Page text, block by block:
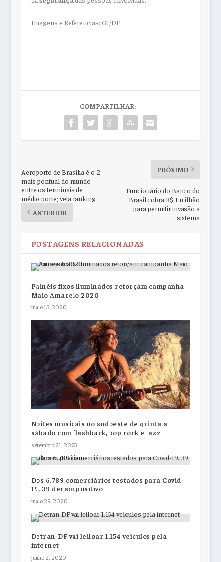
Imagens e Referencias: G1/DF
COMPARTILHAR:
Aeroporto de Brasília é o 2
mais pontual do mundo
entre os terminais de
médio porte; veja ranking
ANTERIOR
PRÓXIMO
Funcionário do Banco do
Brasil cobra R$ 1 milhão
para permitir invasão a
sistema
POSTAGENS RELACIONADAS
Painéis fixos iluminados reforçam campanha
Maio Amarelo 2020
maio 15, 2020
Noites musicais no sudoeste de quinta a
sábado com flashback, pop rock e jazz
setembro 21, 2023
Dos 6.789 comerciários testados para Covid-
19, 39 deram positivo
maio 29, 2020
Detran-DF vai leiloar 1.154 veículos pela
internet
junho 2, 2020